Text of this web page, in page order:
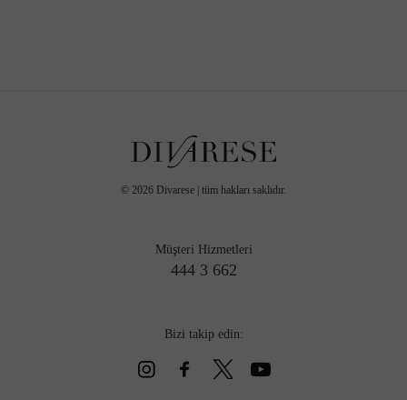
© 2026 Divarese | tüm hakları saklıdır.
Müşteri Hizmetleri
444 3 662
Bizi takip edin: